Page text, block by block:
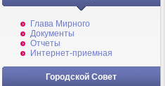
Глава Мирного
Документы
Отчеты
Интернет-приемная
Городской Совет